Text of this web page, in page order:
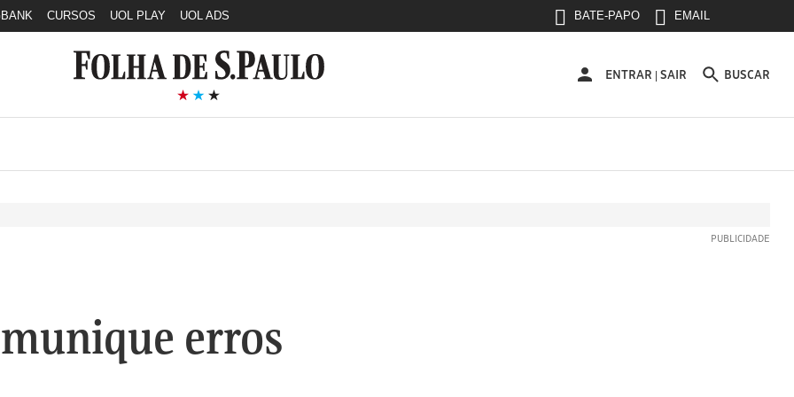
CURSOS UOL PLAY UOL ADS BATE-PAPO EMAIL
ENTRAR
ENTRAR | SAIR BUSCAR
erros